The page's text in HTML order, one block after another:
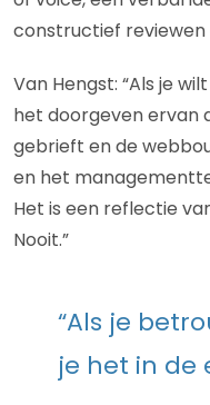
constructief reviewen
Van Hengst: “Als je
het doorgeven ervan
gebrieft en de
en het
Het is een reflectie
Nooit.”
“Als je
je het in de